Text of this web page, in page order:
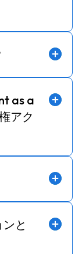
as a
アク
と